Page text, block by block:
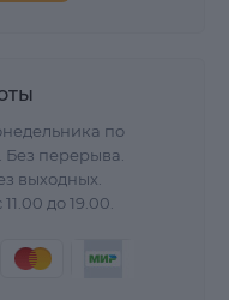
по
Без перерыва.
выходных.
до 19.00.